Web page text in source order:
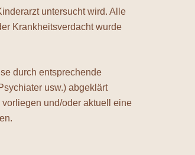
untersucht wird. Alle
Krankheitsverdacht wurde
durch entsprechende
usw.) abgeklärt
und/oder aktuell eine